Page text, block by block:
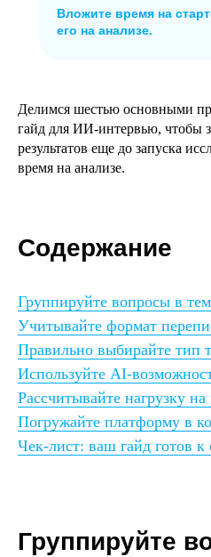
Вложите время на
его на анализе.
Делимся шестью основными
гайд для ИИ-интервью, чтобы
результатов еще до запуска
время на анализе.
Содержание
Группируйте вопросы в
Учитывайте формат
Правильно выбирайте тип
Используйте AI-
Рассчитывайте нагрузку на
Погружайте платформу в
Чек-лист: ваш гайд готов к
Группируйте